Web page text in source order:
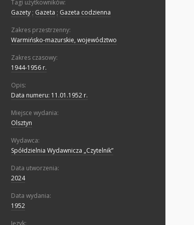
Tagi użytkowników:
Gazety ; Gazeta ; Gazeta codzienna
Zakres przestrzenny:
Warmińsko-mazurskie, województwo
Zakres czasowy:
1944-1956 r.
Opis:
Data numeru: 11.01.1952 r.
Miejsce wydania:
Olsztyn
Wydawca:
Spółdzielnia Wydawnicza „Czytelnik”
Data utworzenia:
2024
Data wydania:
1952